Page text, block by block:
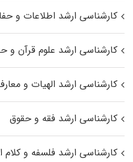
کارشناسی ارشد اطلاعات و
کارشناسی ارشد علوم قرآن و
کارشناسی ارشد الهیات و
کارشناسی ارشد فقه و حقوق
کارشناسی ارشد فلسفه و کلام